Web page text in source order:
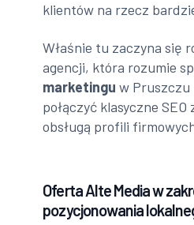
klientów na rzecz
Właśnie tu zaczyna się
agencji, która rozumie
marketingu w Pruszczu
połączyć klasyczne
obsługą profili
Oferta Alte Media w
pozycjonowania